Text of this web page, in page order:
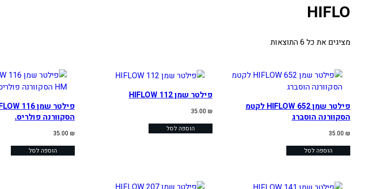
HIFLO
מציגים את כל ⁦6⁩ התוצאות
פילטר שמן 652 HIFLOW לקטמ
הסקוורנה הוסברג
35.00 ₪
הוספה לסל
פילטר שמן HIFLOW 112
35.00 ₪
הוספה לסל
הסקוורנה פולריס.
35.00 ₪
הוספה לסל